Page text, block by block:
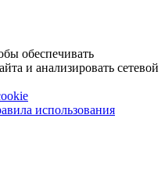
обеспечивать
и анализировать сетевой
использования